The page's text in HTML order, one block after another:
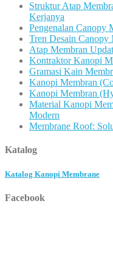
Struktur Atap
Kerjanya
Pengenalan Canopy
Tren Desain Canopy
Atap Membran
Kontraktor Kanopi
Gramasi Kain
Kanopi Membran
Kanopi Membran
Material Kanopi
Modern
Membrane Roof:
Katalog
Katalog Kanopi Membrane
Facebook